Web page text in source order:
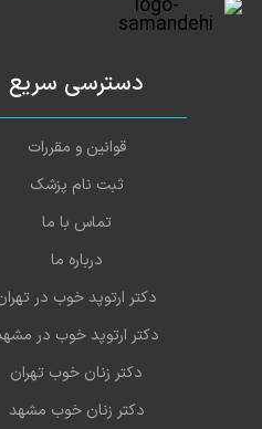
انجام شد.
عمل آپاندیس و خیلی راضی
امتیاز درج شده است
خیلی خوب
امتیاز درج شده است
امتیاز درج شده است
دسترسی سریع
قوانین و مقررات
ثبت نام پزشک
تماس با ما
درباره ما
دکتر ارتوپد خوب در
دکتر ارتوپد خوب در
دکتر زنان خوب تهران
دکتر زنان خوب مشهد